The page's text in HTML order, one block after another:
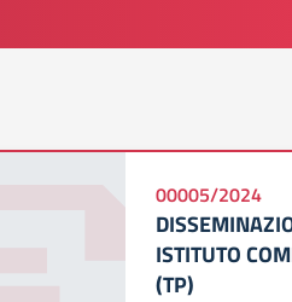
00005/2024
ISTITUTO
(TP)